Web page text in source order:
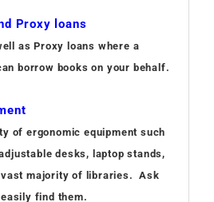
Proxy loans
as Proxy loans where a
borrow books on your behalf.
of ergonomic equipment such
desks, laptop stands,
vast majority of libraries. Ask
find them.